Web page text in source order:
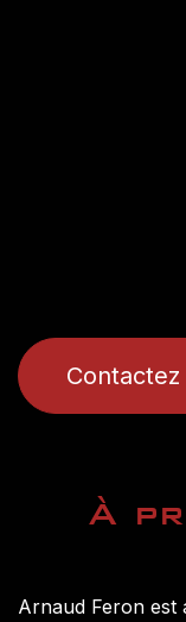
Contactez
À
Arnaud Feron est